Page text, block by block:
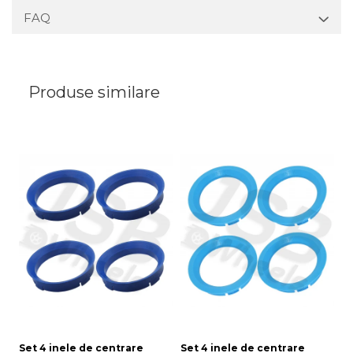
FAQ
Produse similare
Set 4 inele de centrare Set 4 inele de centrare